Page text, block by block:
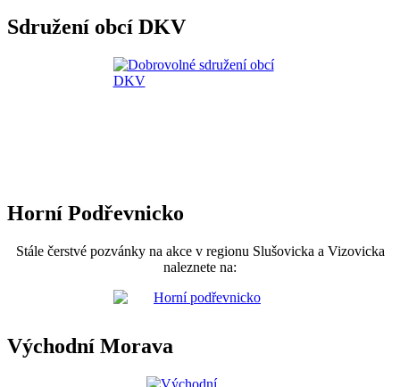
Sdružení obcí DKV
Horní Podřevnicko
Stále čerstvé pozvánky na akce v regionu Slušovicka a Vizovicka
naleznete na:
Východní Morava